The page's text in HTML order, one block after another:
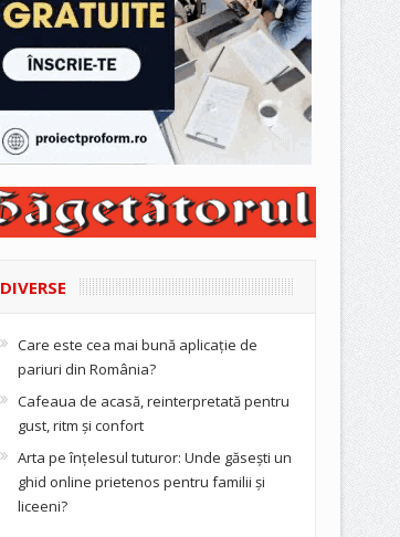
DIVERSE
Care este cea mai bună aplicație de
pariuri din România?
Cafeaua de acasă, reinterpretată pentru
gust, ritm și confort
Arta pe înțelesul tuturor: Unde găsești un
ghid online prietenos pentru familii și
liceeni?